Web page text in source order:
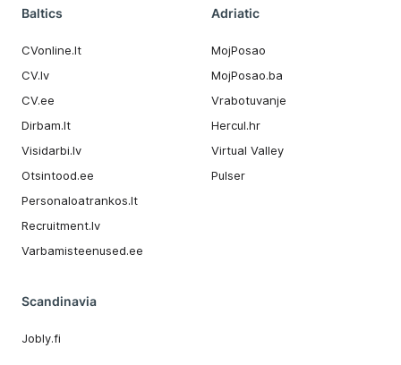
Baltics
CVonline.lt
CV.lv
CV.ee
Dirbam.It
Visidarbi.lv
Otsintood.ee
Personaloatrankos.lt
Recruitment.lv
Varbamisteenused.ee
Adriatic
MojPosao
MojPosao.ba
Vrabotuvanje
Hercul.hr
Virtual Valley
Pulser
Scandinavia
Jobly.fi